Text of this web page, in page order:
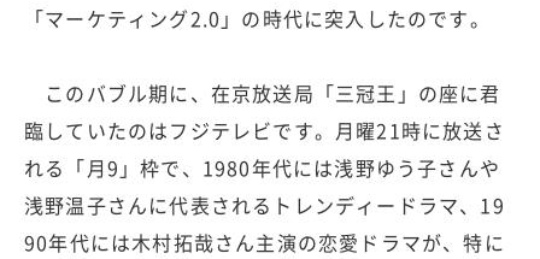
「マーケティング2.0」の時代に突入したのです。
このバブル期に、在京放送局「三冠王」の座に君
臨していたのはフジテレビです。月曜21時に放送さ
れる「月9」枠で、1980年代には浅野ゆう子さんや
浅野温子さんに代表されるトレンディードラマ、19
90年代には木村拓哉さん主演の恋愛ドラマが、特に